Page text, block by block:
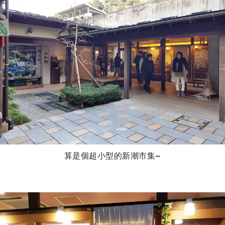
算是個超小型的新潮市集~